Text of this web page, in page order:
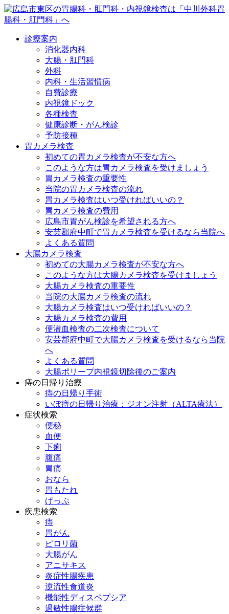
診療案内
消化器内科
大腸・肛門科
外科
内科・生活習慣病
自費診療
内視鏡ドック
各種検査
健康診断・がん検診
予防接種
胃カメラ検査
初めての胃カメラ検査が不安な方へ
このような方は胃カメラ検査を受けましょう
胃カメラ検査の重要性
当院の胃カメラ検査の流れ
胃カメラ検査はいつ受ければいいの？
胃カメラ検査の費用
広島市胃がん検診を希望される方へ
安芸郡府中町で胃カメラ検査を受けるなら当院へ
よくある質問
大腸カメラ検査
初めての大腸カメラ検査が不安な方へ
このような方は大腸カメラ検査を受けましょう
大腸カメラ検査の重要性
当院の大腸カメラ検査の流れ
大腸カメラ検査はいつ受ければいいの？
大腸カメラ検査の費用
便潜血検査の二次検査について
安芸郡府中町で大腸カメラ検査を受けるなら当院
へ
よくある質問
大腸ポリープ内視鏡切除後のご案内
痔の日帰り治療
痔の日帰り手術
いぼ痔の日帰り治療：ジオン注射（ALTA療法）
症状検索
便秘
血便
下痢
腹痛
胃痛
おなら
胃もたれ
げっぷ
疾患検索
痔
胃がん
ピロリ菌
大腸がん
アニサキス
炎症性腸疾患
逆流性食道炎
機能性ディスペプシア
過敏性腸症候群